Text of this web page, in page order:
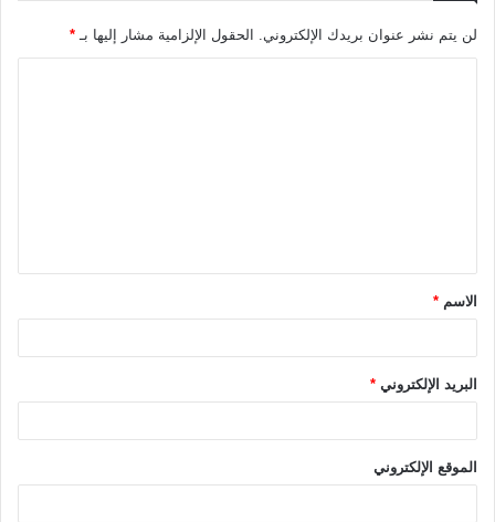
لن يتم نشر عنوان بريدك الإلكتروني. الحقول الإلزامية مشار إليها بـ *
ق
*الاسم *
البريد الإلكتروني *
الموقع الإلكتروني